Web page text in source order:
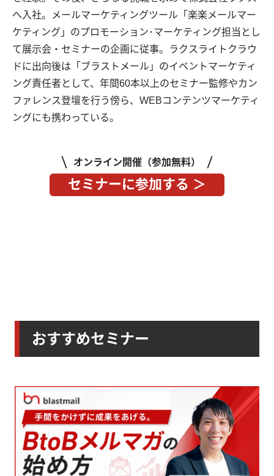
へ入社。メールマーケティングツール「楽楽メールマー
ケティング」のプロモーション･マーケティング担当とし
て展示会・セミナーの企画に従事。ラクスライトクラウ
ドに出向後は「ブラストメール」のイベントマーケティ
ング責任者として、年間60本以上のセミナー監修やカン
ファレンス登壇を行う傍ら、WEBコンテンツマーケティ
ングにも携わっている。
オンライン開催（参加無料）
セミナーに参加する ＞
おすすめセミナー